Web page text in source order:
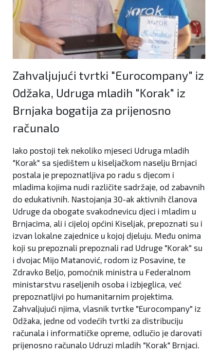
Zahvaljujući tvrtki "Eurocompany" iz
Odžaka, Udruga mladih "Korak" iz
Brnjaka bogatija za prijenosno
računalo
Iako postoji tek nekoliko mjeseci Udruga mladih
"Korak" sa sjedištem u kiseljačkom naselju Brnjaci
postala je prepoznatljiva po radu s djecom i
mladima kojima nudi različite sadržaje, od zabavnih
do edukativnih. Nastojanja 30-ak aktivnih članova
Udruge da obogate svakodnevicu djeci i mladim u
Brnjacima, ali i cijeloj općini Kiseljak, prepoznati su i
izvan lokalne zajednice u kojoj djeluju. Među onima
koji su prepoznali prepoznali rad Udruge "Korak" su
i dvojac Mijo Matanović, rodom iz Posavine, te
Zdravko Beljo, pomoćnik ministra u Federalnom
ministarstvu raseljenih osoba i izbjeglica, već
prepoznatljivi po humanitarnim projektima.
Zahvaljujući njima, vlasnik tvrtke "Eurocompany" iz
Odžaka, jedne od vodećih tvrtki za distribuciju
računala i informatičke opreme, odlučio je darovati
prijenosno računalo Udruzi mladih "Korak" Brnjaci.